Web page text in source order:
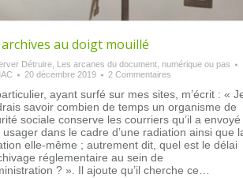
archives au doigt mouillé
Détruire
Les arcanes du document, numérique ou pas
20 décembre 2019 2 Commentaires
ayant surfé sur mes sites, m’écrit : «
savoir combien de temps un organisme de
sociale conserve les courriers qu’il a envoyé
usager dans le cadre d’une radiation ainsi que
elle-même ; autrement dit, quel est le délai
réglementaire au sein de
? ». Il ajoute qu’il cherche ce…